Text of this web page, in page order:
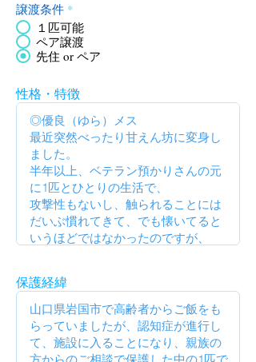
譲渡条件 *
１匹可能
ペア譲渡
先住 or ペア
性格・特徴
保護経緯